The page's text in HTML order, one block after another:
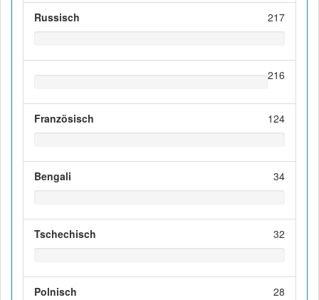
Russisch 217
216
Französisch 124
Bengali 34
Tschechisch 32
Polnisch 28